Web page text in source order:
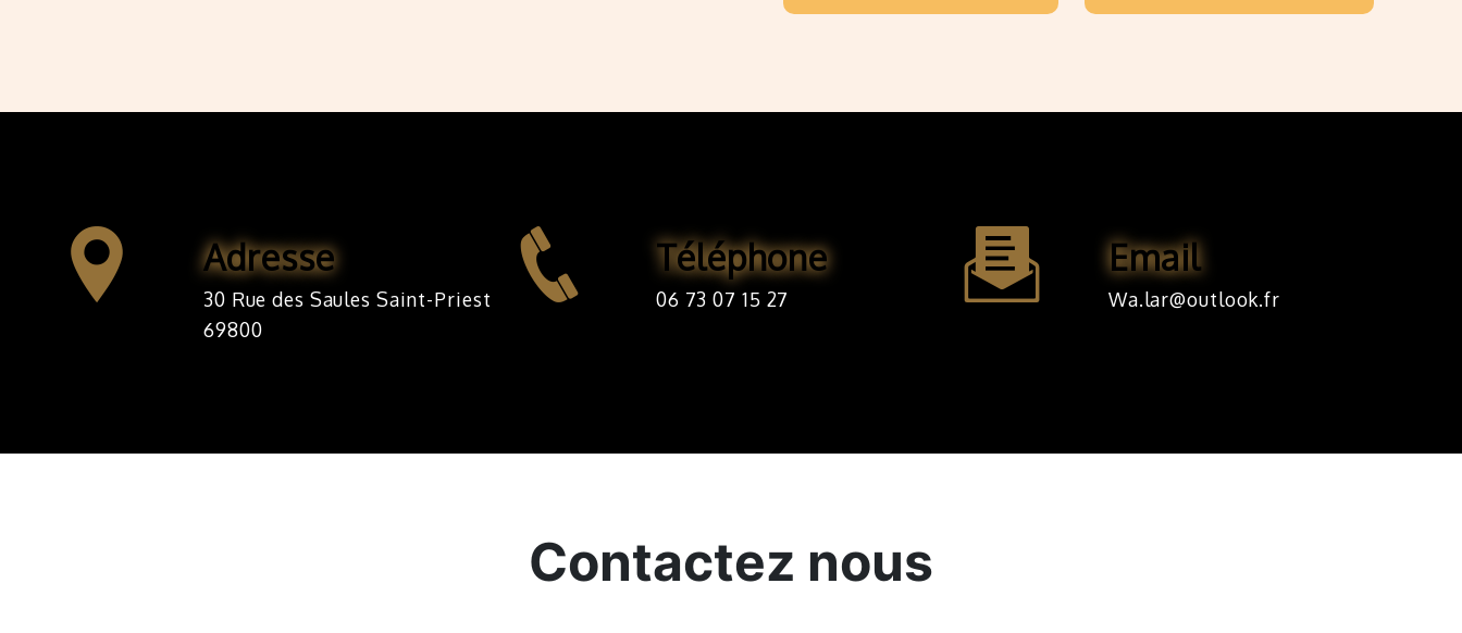
Adresse
30 Rue des Saules Saint-Priest
69800
Téléphone
06 73 07 15 27
Email
wa.lar@outlook.fr
Contactez nous